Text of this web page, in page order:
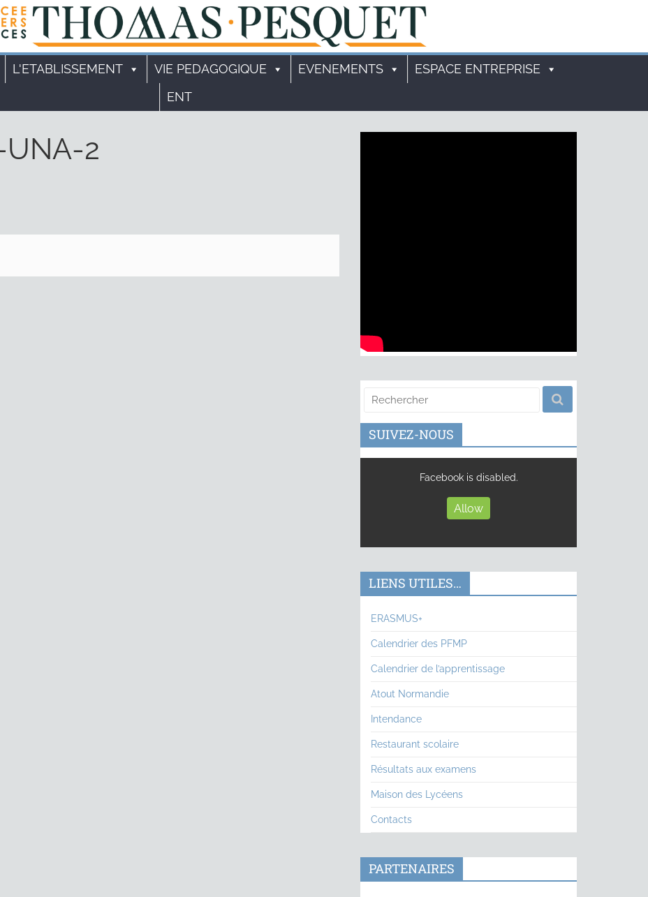
L'ETABLISSEMENT VIE PEDAGOGIQUE EVENEMENTS
ESPACE ENTREPRISE
ENT
2
SUIVEZ-NOUS
Facebook is disabled.
Allow
LIENS UTILES…
ERASMUS+
Calendrier des PFMP
Calendrier de l’apprentissage
Atout Normandie
Intendance
Restaurant scolaire
Résultats aux examens
Maison des Lycéens
Contacts
PARTENAIRES